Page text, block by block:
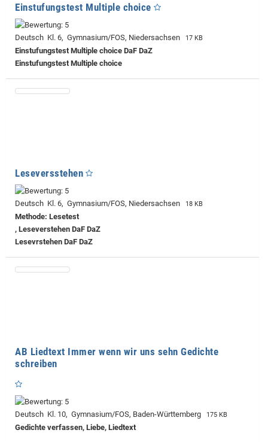
Einstufungstest Multiple choice
Deutsch Kl. 6, Gymnasium/FOS, Niedersachsen 17 KB
Einstufungstest Multiple choice DaF DaZ
Einstufungstest Multiple choice
Leseversstehen
Deutsch Kl. 6, Gymnasium/FOS, Niedersachsen 18 KB
Methode: Lesetest
, Leseverstehen DaF DaZ
Lesevrstehen DaF DaZ
AB Liedtext Immer wenn wir uns sehn Gedichte
schreiben
Deutsch Kl. 10, Gymnasium/FOS, Baden-Württemberg 175 KB
Gedichte verfassen, Liebe, Liedtext